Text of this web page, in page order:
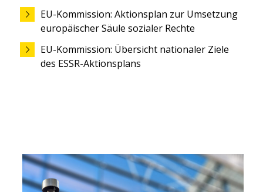
EU-Kommission: Aktionsplan zur Umsetzung
europäischer Säule sozialer Rechte
EU-Kommission: Übersicht nationaler Ziele
des ESSR-Aktionsplans